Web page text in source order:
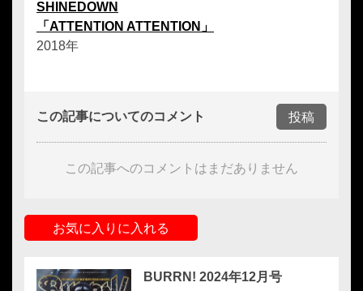
SHINEDOWN
「ATTENTION ATTENTION」
2018年
この記事についてのコメント 投稿
この記事へのコメントはまだありません
お気に入りに入れる
BURRN! 2024年12月号